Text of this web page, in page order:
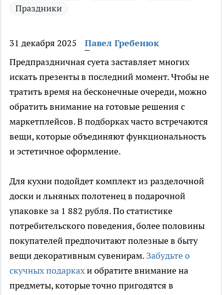
Праздники
31 декабря 2025
Павел Гребенюк
Предпраздничная суета заставляет многих
искать презенты в последний момент. Чтобы не
тратить время на бесконечные очереди, можно
обратить внимание на готовые решения с
маркетплейсов. В подборках часто встречаются
вещи, которые объединяют функциональность
и эстетичное оформление.
Для кухни подойдет комплект из разделочной
доски и льняных полотенец в подарочной
упаковке за 1 882 рубля. По статистике
потребительского поведения, более половины
покупателей предпочитают полезные в быту
вещи декоративным сувенирам. Забудьте о
скучных подаркахи обратите внимание на
предметы, которые точно пригодятся в